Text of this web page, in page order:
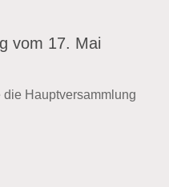
vom 17. Mai
die Hauptversammlung